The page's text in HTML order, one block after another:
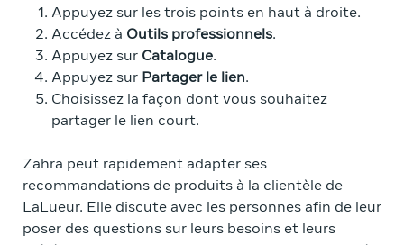
Appuyez sur les trois points en haut à droite.
Accédez à Outils professionnels.
Appuyez sur Catalogue.
Appuyez sur Partager le lien.
Choisissez la façon dont vous souhaitez
partager le lien court.
Zahra peut rapidement adapter ses
recommandations de produits à la clientèle de
LaLueur. Elle discute avec les personnes afin de leur
poser des questions sur leurs besoins et leurs